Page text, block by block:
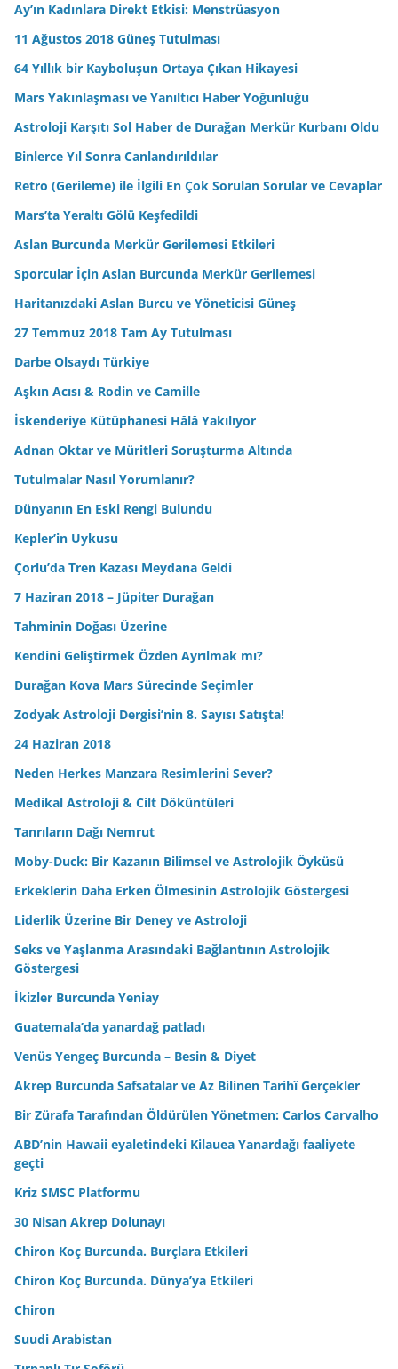
Ay’ın Kadınlara Direkt Etkisi: Menstrüasyon
11 Ağustos 2018 Güneş Tutulması
64 Yıllık bir Kayboluşun Ortaya Çıkan Hikayesi
Mars Yakınlaşması ve Yanıltıcı Haber Yoğunluğu
Astroloji Karşıtı Sol Haber de Durağan Merkür Kurbanı Oldu
Binlerce Yıl Sonra Canlandırıldılar
Retro (Gerileme) ile İlgili En Çok Sorulan Sorular ve Cevaplar
Mars’ta Yeraltı Gölü Keşfedildi
Aslan Burcunda Merkür Gerilemesi Etkileri
Sporcular İçin Aslan Burcunda Merkür Gerilemesi
Haritanızdaki Aslan Burcu ve Yöneticisi Güneş
27 Temmuz 2018 Tam Ay Tutulması
Darbe Olsaydı Türkiye
Aşkın Acısı & Rodin ve Camille
İskenderiye Kütüphanesi Hâlâ Yakılıyor
Adnan Oktar ve Müritleri Soruşturma Altında
Tutulmalar Nasıl Yorumlanır?
Dünyanın En Eski Rengi Bulundu
Kepler’in Uykusu
Çorlu’da Tren Kazası Meydana Geldi
7 Haziran 2018 – Jüpiter Durağan
Tahminin Doğası Üzerine
Kendini Geliştirmek Özden Ayrılmak mı?
Durağan Kova Mars Sürecinde Seçimler
Zodyak Astroloji Dergisi’nin 8. Sayısı Satışta!
24 Haziran 2018
Neden Herkes Manzara Resimlerini Sever?
Medikal Astroloji & Cilt Döküntüleri
Tanrıların Dağı Nemrut
Moby-Duck: Bir Kazanın Bilimsel ve Astrolojik Öyküsü
Erkeklerin Daha Erken Ölmesinin Astrolojik Göstergesi
Liderlik Üzerine Bir Deney ve Astroloji
Seks ve Yaşlanma Arasındaki Bağlantının Astrolojik
Göstergesi
İkizler Burcunda Yeniay
Guatemala’da yanardağ patladı
Venüs Yengeç Burcunda – Besin & Diyet
Akrep Burcunda Safsatalar ve Az Bilinen Tarihî Gerçekler
Bir Zürafa Tarafından Öldürülen Yönetmen: Carlos Carvalho
ABD’nin Hawaii eyaletindeki Kilauea Yanardağı faaliyete
geçti
Kriz SMSC Platformu
30 Nisan Akrep Dolunayı
Chiron Koç Burcunda. Burçlara Etkileri
Chiron Koç Burcunda. Dünya’ya Etkileri
Chiron
Suudi Arabistan